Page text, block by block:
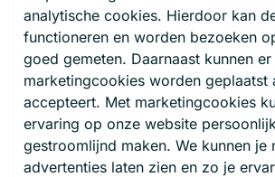
ontwikkeling
Doorgroeimogelijkheden tot
monteur
Direct solliciteren
analytische cookies. Hierdoor kan
functioneren en worden bezoeken
goed gemeten. Daarnaast kunnen er
marketingcookies worden geplaatst
accepteert. Met marketingcookies
ervaring op onze website
gestroomlijnd maken. We kunnen je
advertenties laten zien en zo je